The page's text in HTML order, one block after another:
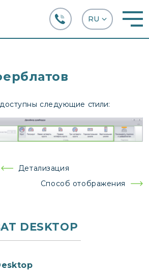
следующие стили:
Детализация
Способ отображения
DESKTOP